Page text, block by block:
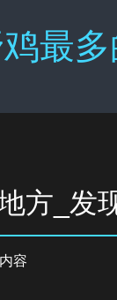
最
方_发
容